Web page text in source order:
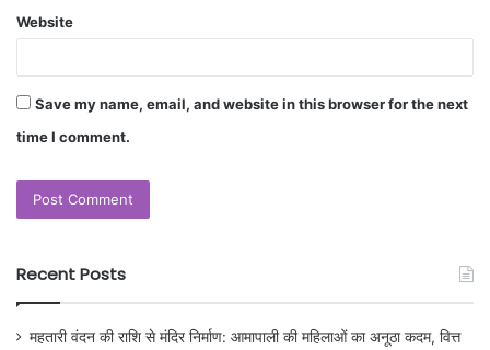
Website
Save my name, email, and website in this browser for the next
time I comment.
Recent Posts
महतारी वंदन की राशि से मंदिर निर्माण: आमापाली की महिलाओं का अनूठा कदम, वित्त